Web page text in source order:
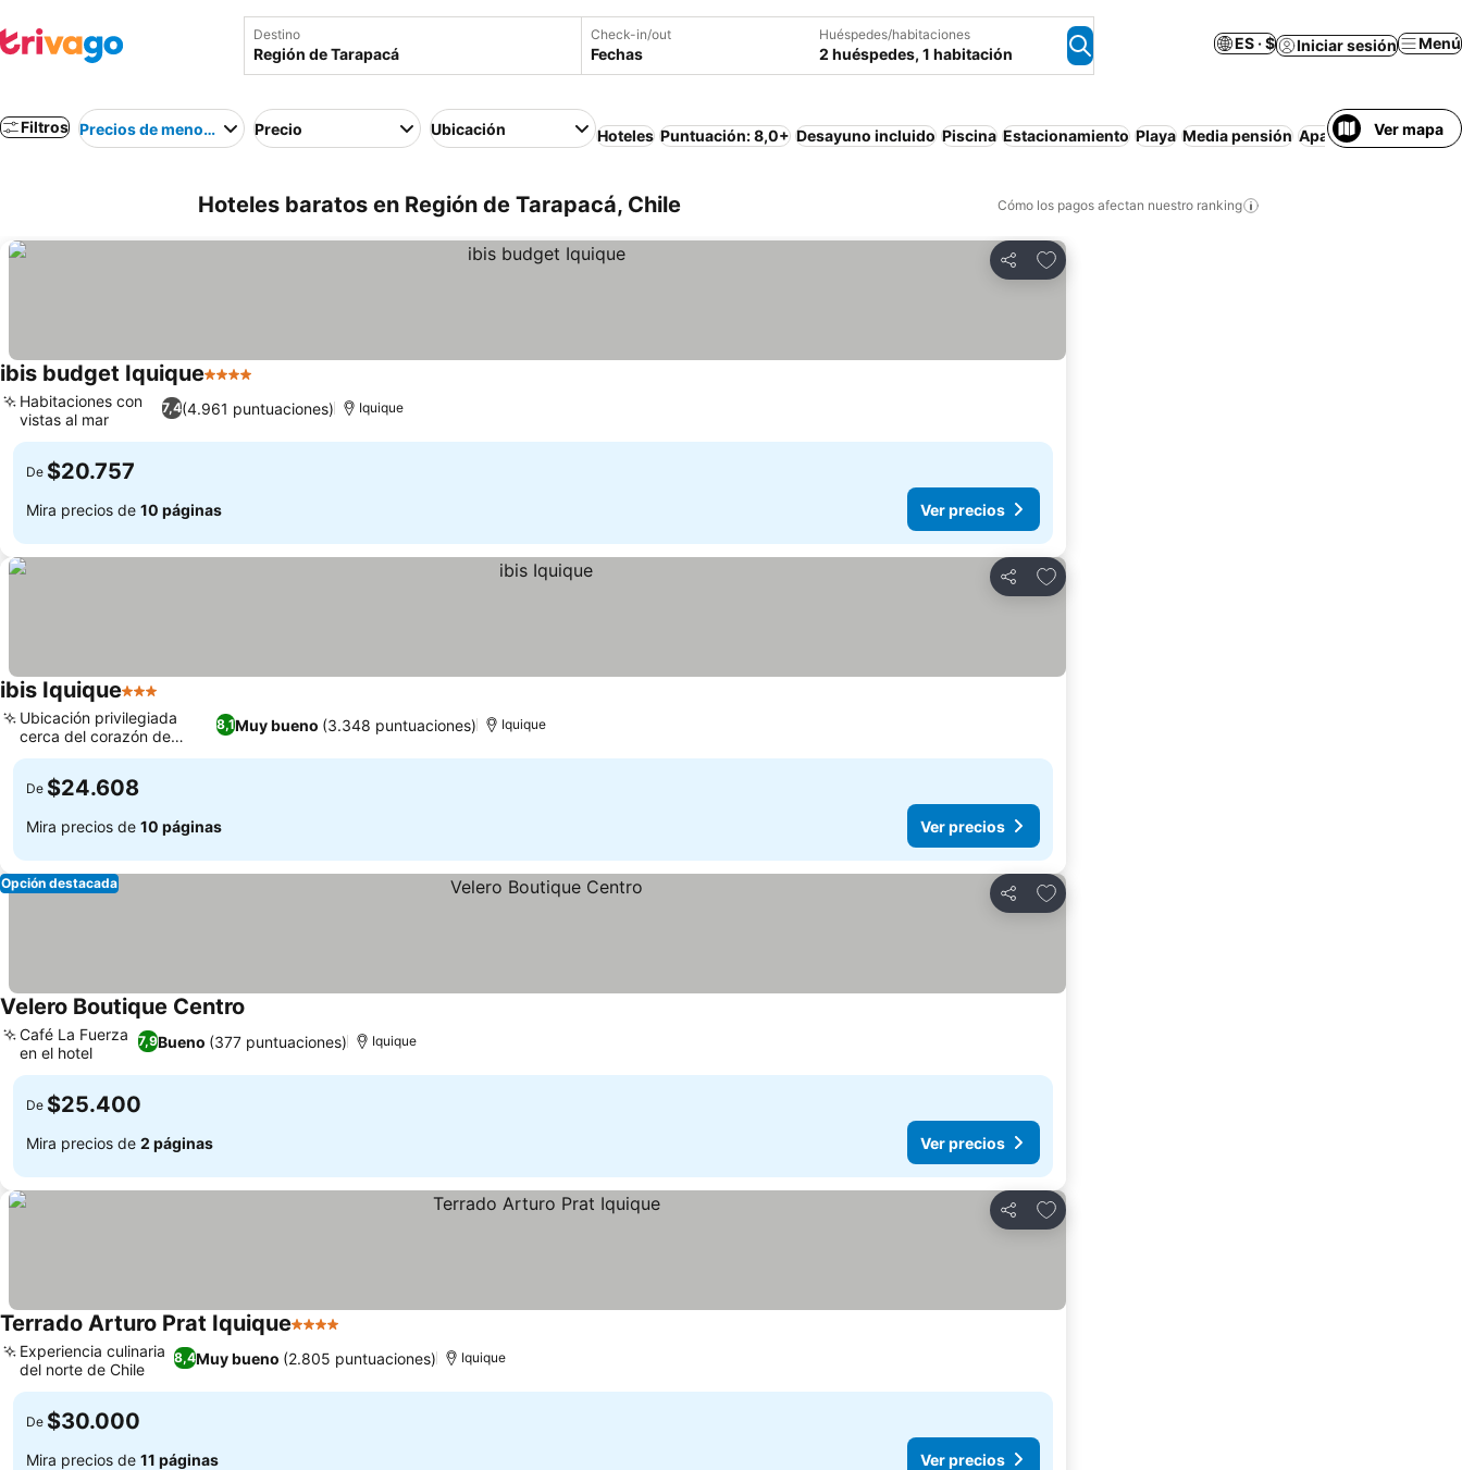
Destino Check-in/out
Fechas
Huéspedes/habitaciones
2 huéspedes, 1 habitación
ES · $ Iniciar sesión Menú
Filtros Precios de menor a mayorPrecio Ubicación Hoteles Puntuación: 8,0+ Desayuno incluido Piscina Estacionamiento Playa Media pensión ApartamentoVer mapa
Hoteles baratos en Región de Tarapacá, Chile Cómo los pagos afectan nuestro ranking
Compartir
Agregar a favoritos
ibis budget Iquique4 Estrellas
7,4(4.961 puntuaciones)
Habitaciones con
vistas al mar
Iquique
De $20.757
Mira precios de 10 páginas Ver precios
Compartir
Agregar a favoritos
ibis Iquique3 Estrellas
8,1Muy bueno (3.348 puntuaciones)
Ubicación privilegiada
cerca del corazón de
Iquique
Iquique
De $24.608
Mira precios de 10 páginas Ver precios
Compartir
Agregar a favoritos
Opción destacada
Velero Boutique Centro
7,9Bueno (377 puntuaciones)
Café La Fuerza
en el hotel
Iquique
De $25.400
Mira precios de 2 páginas Ver precios
Compartir
Agregar a favoritos
Terrado Arturo Prat Iquique4 Estrellas
8,4Muy bueno (2.805 puntuaciones)
Experiencia culinaria
del norte de Chile
Iquique
De $30.000
Mira precios de 11 páginas Ver precios